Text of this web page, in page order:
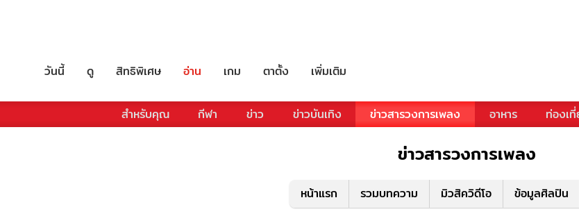
วันนี้ ดู สิทธิพิเศษ อ่าน เกม ตาตั้ง เพิ่มเติม
สำหรับคุณ กีฬา ข่าว ข่าวบันเทิง ข่าวสารวงการเพลง อาหาร ท่องเ
ข่าวสารวงการเพลง
หน้าแรก รวมบทความ มิวสิควิดีโอ ข้อมูลศิลปิน